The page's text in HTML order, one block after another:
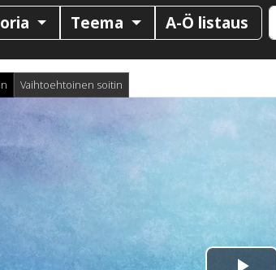
Teema A-Ö listaus
Vaihtoehtoinen soitin